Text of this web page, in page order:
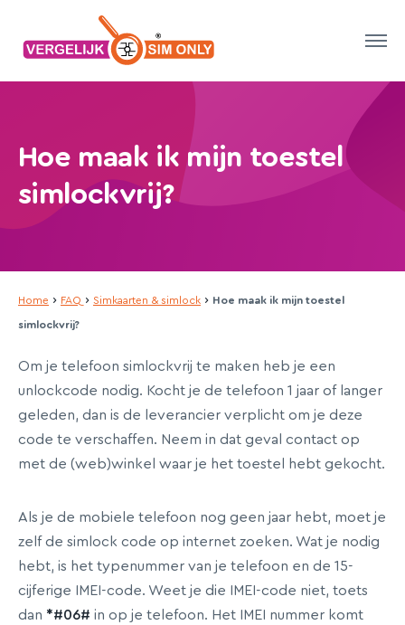
Hoe maak ik mijn toestel
simlockvrij?
Home › FAQ › Simkaarten & simlock › Hoe maak ik mijn toestel
simlockvrij?
Om je telefoon simlockvrij te maken heb je een
unlockcode nodig. Kocht je de telefoon 1 jaar of langer
geleden, dan is de leverancier verplicht om je deze
code te verschaffen. Neem in dat geval contact op
met de (web)winkel waar je het toestel hebt gekocht.
Als je de mobiele telefoon nog geen jaar hebt, moet je
zelf de simlock code op internet zoeken. Wat je nodig
hebt, is het typenummer van je telefoon en de 15-
cijferige IMEI-code. Weet je die IMEI-code niet, toets
dan *#06# in op je telefoon. Het IMEI nummer komt